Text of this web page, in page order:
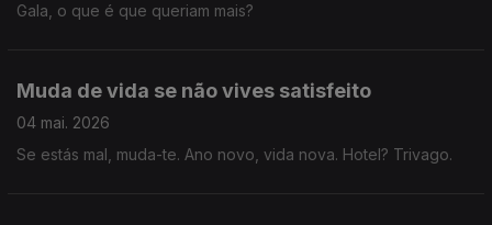
Gala, o que é que queriam mais?
Muda de vida se não vives satisfeito
04 mai. 2026
Se estás mal, muda-te. Ano novo, vida nova. Hotel? Trivago.